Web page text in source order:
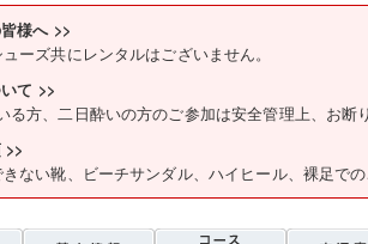
様へ >>
ーズ共にレンタルはございません。
て >>
る方、二日酔いの方のご参加は安全管理上、お断
>>
ない靴、ビーチサンダル、ハイヒール、裸足で